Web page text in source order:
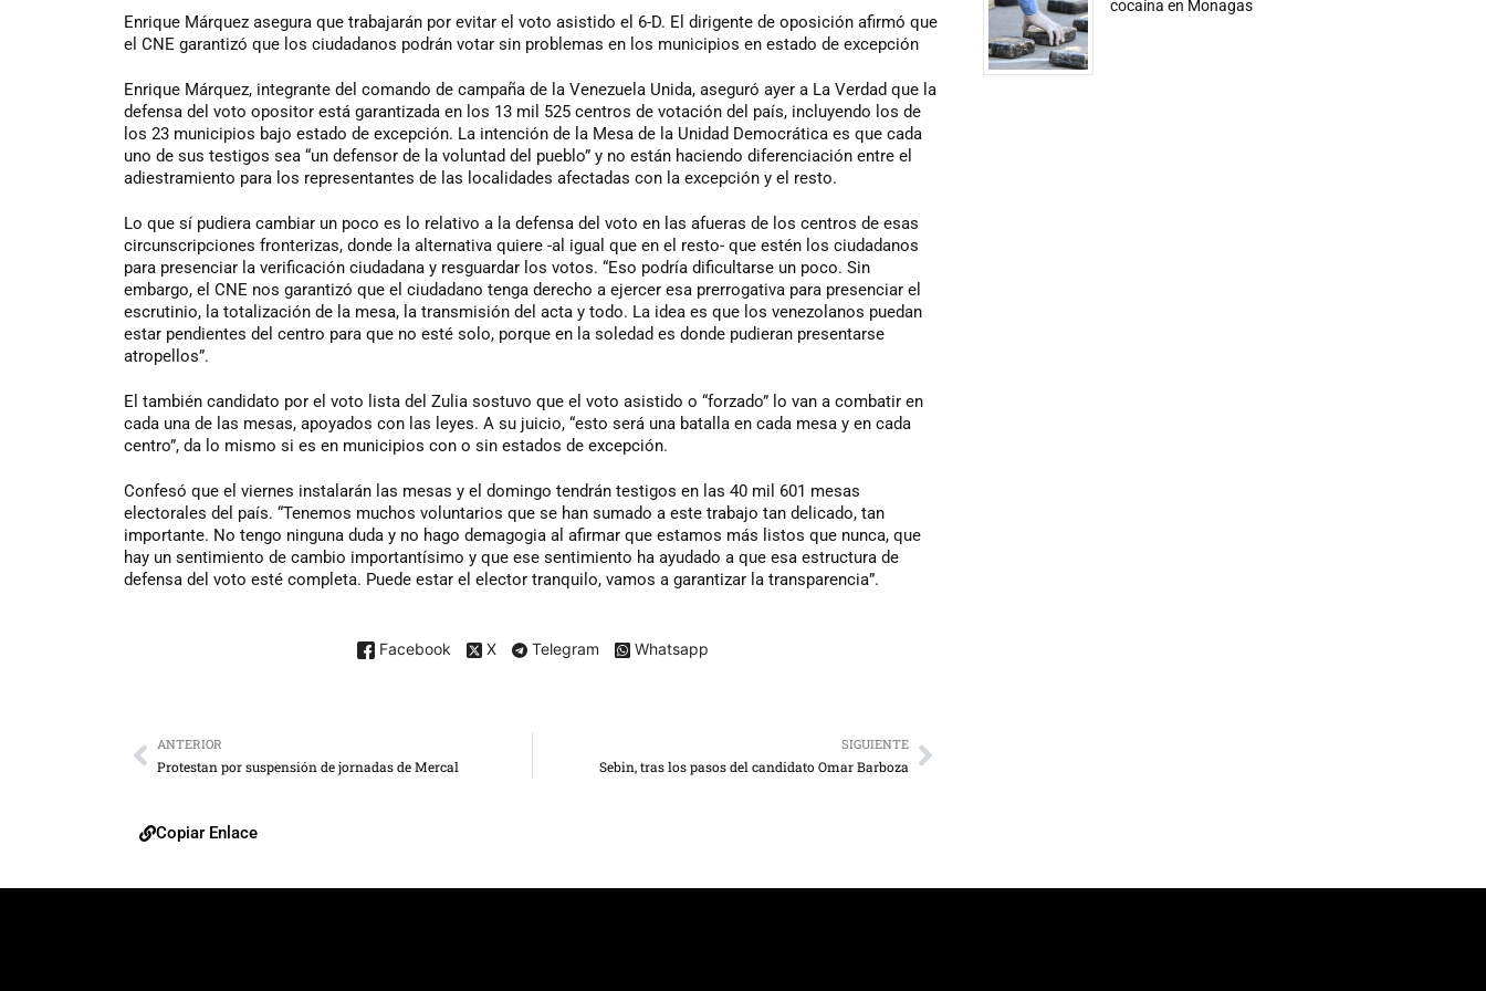
Enrique Márquez asegura que trabajarán por evitar el voto asistido el 6-D. El dirigente de oposición afirmó que
el CNE garantizó que los ciudadanos podrán votar sin problemas en los municipios en estado de excepción
Enrique Márquez, integrante del comando de campaña de la Venezuela Unida, aseguró ayer a La Verdad que la
defensa del voto opositor está garantizada en los 13 mil 525 centros de votación del país, incluyendo los de
los 23 municipios bajo estado de excepción. La intención de la Mesa de la Unidad Democrática es que cada
uno de sus testigos sea “un defensor de la voluntad del pueblo” y no están haciendo diferenciación entre el
adiestramiento para los representantes de las localidades afectadas con la excepción y el resto.
Lo que sí pudiera cambiar un poco es lo relativo a la defensa del voto en las afueras de los centros de esas
circunscripciones fronterizas, donde la alternativa quiere -al igual que en el resto- que estén los ciudadanos
para presenciar la verificación ciudadana y resguardar los votos. “Eso podría dificultarse un poco. Sin
embargo, el CNE nos garantizó que el ciudadano tenga derecho a ejercer esa prerrogativa para presenciar el
escrutinio, la totalización de la mesa, la transmisión del acta y todo. La idea es que los venezolanos puedan
estar pendientes del centro para que no esté solo, porque en la soledad es donde pudieran presentarse
atropellos”.
El también candidato por el voto lista del Zulia sostuvo que el voto asistido o “forzado” lo van a combatir en
cada una de las mesas, apoyados con las leyes. A su juicio, “esto será una batalla en cada mesa y en cada
centro”, da lo mismo si es en municipios con o sin estados de excepción.
Confesó que el viernes instalarán las mesas y el domingo tendrán testigos en las 40 mil 601 mesas
electorales del país. “Tenemos muchos voluntarios que se han sumado a este trabajo tan delicado, tan
importante. No tengo ninguna duda y no hago demagogia al afirmar que estamos más listos que nunca, que
hay un sentimiento de cambio importantísimo y que ese sentimiento ha ayudado a que esa estructura de
defensa del voto esté completa. Puede estar el elector tranquilo, vamos a garantizar la transparencia”.
Facebook X Telegram Whatsapp
cocaína en Monagas
ANTERIOR
Protestan por suspensión de jornadas de Mercal
SIGUIENTE
Sebin, tras los pasos del candidato Omar Barboza
Copiar Enlace